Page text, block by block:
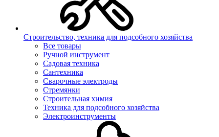
Строительство, техника для подсобного хозяйства
Все товары
Ручной инструмент
Садовая техника
Сантехника
Сварочные электроды
Стремянки
Строительная химия
Техника для подсобного хозяйства
Электроинструменты